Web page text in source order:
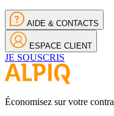
AIDE & CONTACTS
ESPACE CLIENT
JE SOUSCRIS
Économisez sur votre